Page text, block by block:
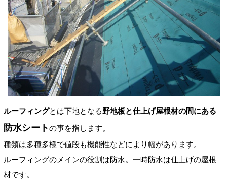
ルーフィングとは下地となる野地板と仕上げ屋根材の間にある
防水シートの事を指します。
種類は多種多様で値段も機能性などにより幅があります。
ルーフィングのメインの役割は防水。一時防水は仕上げの屋根
材です。